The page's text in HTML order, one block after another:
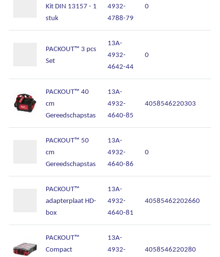
Ons assortiment
Onze merken
Onze diensten
Over Kalkhuis
Contact
Kit DIN 13157 - 1
stuk
4932-
4788-79
0
PACKOUT™ 3 pcs
Set
13A-
4932-
4642-44
0
PACKOUT™ 40
cm
Gereedschapstas
13A-
4932-
4640-85
4058546220303
PACKOUT™ 50
cm
Gereedschapstas
13A-
4932-
4640-86
0
PACKOUT™
adapterplaat HD-
box
13A-
4932-
4640-81
40585462202660
PACKOUT™
Compact
13A-
4932-
4058546220280